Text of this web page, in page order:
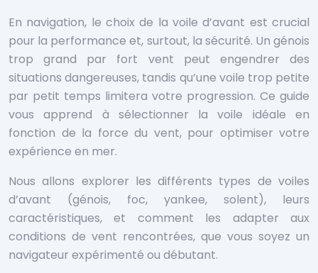
En navigation, le choix de la voile d’avant est crucial
pour la performance et, surtout, la sécurité. Un génois
trop grand par fort vent peut engendrer des
situations dangereuses, tandis qu’une voile trop petite
par petit temps limitera votre progression. Ce guide
vous apprend à sélectionner la voile idéale en
fonction de la force du vent, pour optimiser votre
expérience en mer.
Nous allons explorer les différents types de voiles
d’avant (génois, foc, yankee, solent), leurs
caractéristiques, et comment les adapter aux
conditions de vent rencontrées, que vous soyez un
navigateur expérimenté ou débutant.